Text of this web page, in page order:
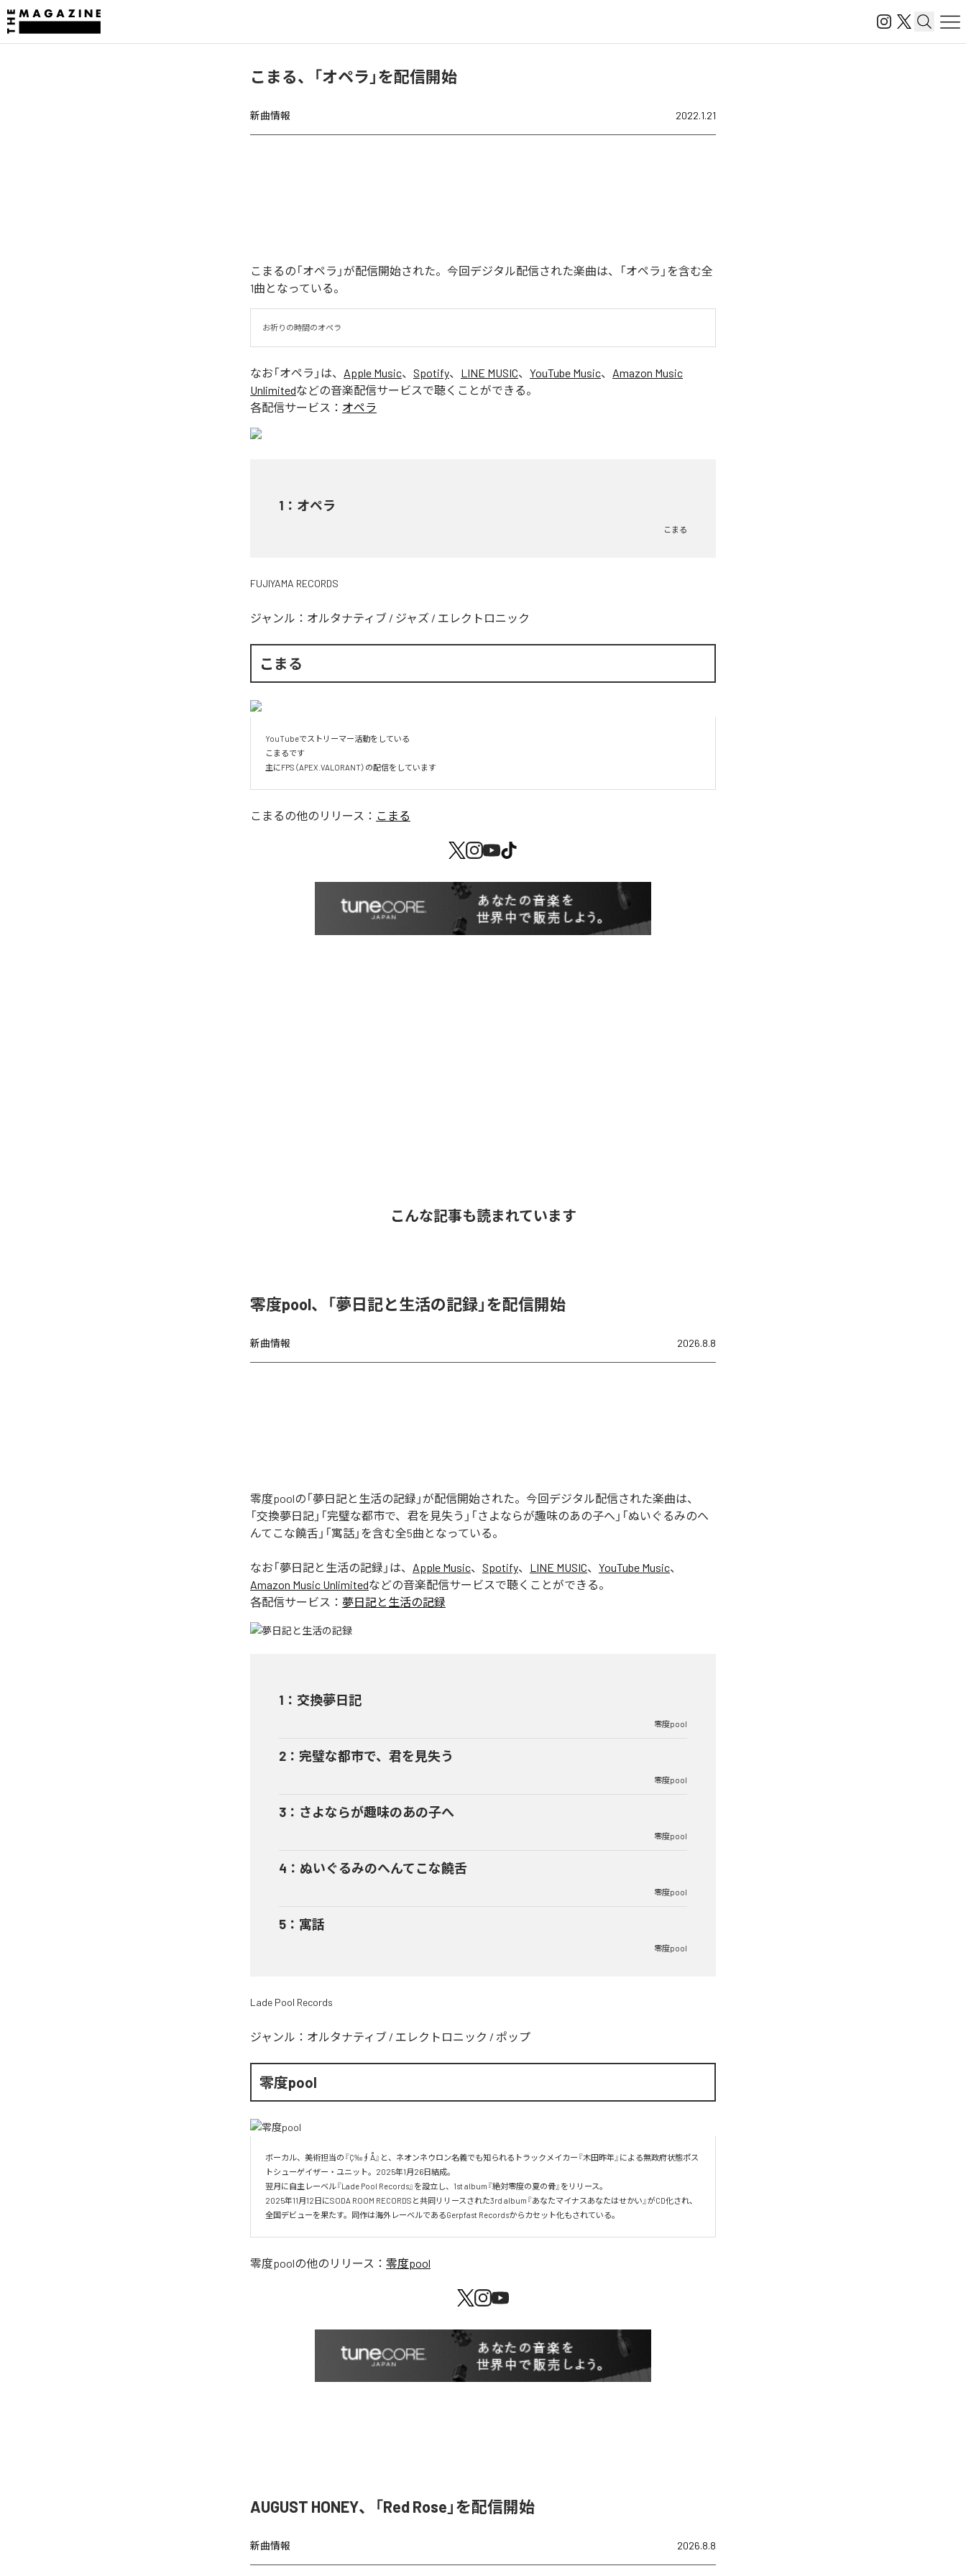
こまる、「オペラ」を配信開始
新曲情報 2022.1.21
こまるの「オペラ」が配信開始された。今回デジタル配信された楽曲は、「オペラ」を含む全
1曲となっている。
お祈りの時間のオペラ
なお「オペラ 」は、 Apple Music、 Spotify、 LINE MUSIC、 YouTube Music、 Amazon Music
Unlimitedなどの音楽配信サービスで聴くことができる。
各配信サービス： オペラ
1 ： オペラ
こまる
FUJIYAMA RECORDS
ジャンル： オルタナティブ / ジャズ / エレクトロニック
こまる
YouTubeでストリーマー活動をしている
こまるです
主にFPS（APEX.VALORANT）の配信をしています
こまるの他のリリース： こまる
こんな記事も読まれています
零度pool、「夢日記と生活の記録」を配信開始
新曲情報 2026.8.8
零度poolの「夢日記と生活の記録」が配信開始された。今回デジタル配信された楽曲は、
「交換夢日記」「完璧な都市で、君を見失う」「さよならが趣味のあの子へ」「ぬいぐるみのへ
んてこな饒舌」「寓話」を含む全5曲となっている。
なお「夢日記と生活の記録 」は、 Apple Music、 Spotify、 LINE MUSIC、 YouTube Music、
Amazon Music Unlimitedなどの音楽配信サービスで聴くことができる。
各配信サービス： 夢日記と生活の記録
1 ： 交換夢日記
零度pool
2 ： 完璧な都市で、君を見失う
零度pool
3 ： さよならが趣味のあの子へ
零度pool
4 ： ぬいぐるみのへんてこな饒舌
零度pool
5 ： 寓話
零度pool
Lade Pool Records
ジャンル： オルタナティブ / エレクトロニック / ポップ
零度pool
ボーカル、美術担当の『Ç‰∮Å』と、ネオンネウロン名義でも知られるトラックメイカー『木田昨年』による無政府状態ポス
トシューゲイザー・ユニット。2025年1月26日結成。
翌月に自主レーベル『Lade Pool Records』を設立し、1st album『絶対零度の夏の骨』をリリース。
2025年11月12日にSODA ROOM RECORDSと共同リリースされた3rd album『あなたマイナスあなたはせかい』がCD化され、
全国デビューを果たす。同作は海外レーベルであるGerpfast Recordsからカセット化もされている。
零度poolの他のリリース： 零度pool
AUGUST HONEY、「Red Rose」を配信開始
新曲情報 2026.8.8